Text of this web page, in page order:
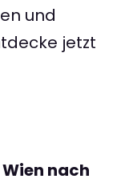
und
jetzt
nach